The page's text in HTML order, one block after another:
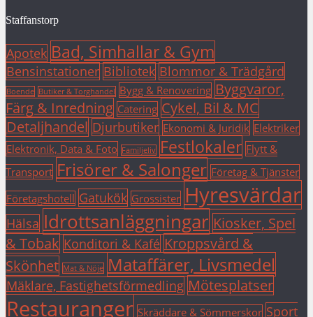
Staffanstorp
Apotek Bad, Simhallar & Gym
Bensinstationer Bibliotek Blommor & Trädgård
Boende Butiker & Torghandel Bygg & Renovering Byggvaror,
Färg & Inredning Catering Cykel, Bil & MC
Detaljhandel Djurbutiker Ekonomi & Juridik Elektriker
Elektronik, Data & Foto Familjeliv Festlokaler Flytt &
Transport Frisörer & Salonger Företag & Tjänster
Företagshotell Gatukök Grossister Hyresvärdar
Hälsa Idrottsanläggningar Kiosker, Spel
& Tobak Konditori & Kafé Kroppsvård &
Skönhet Mat & Nöje Mataffärer, Livsmedel
Mäklare, Fastighetsförmedling Mötesplatser
Restauranger Skräddare & Sömmerskor Sport